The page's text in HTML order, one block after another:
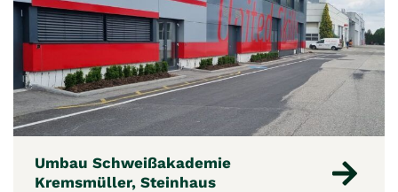
Umbau Schweißakademie
Kremsmüller, Steinhaus